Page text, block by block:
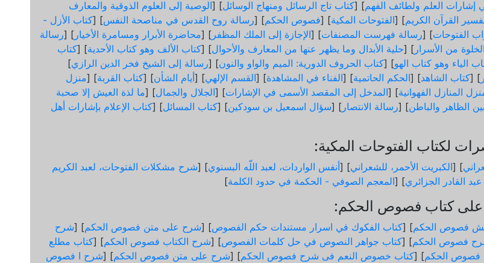
إشارات العلم ولطائف الفهم] [كتاب تاج الرسائل ومنهاج الوسائل] [الوصية إلى العلوم الذوقية والمعارف
القرآن الكريم] [الفتوحات المكية] [فصوص الحكم] [رسالة روح القدس في مناصحة النفس] [كتاب الأزل -
الفتوحات] [رسالة فهرست المصنفات] [الإجازة إلى الملك المظفر ] [محاضرة الأبرار ومسامرة الأخيار ] [رسالة
من الأسرار ] [حلية الأبدال وما يظهر عنها من المعارف والأحوال] [كتاب الألف وهو كتاب الأحدية] [كتاب
الياء وهو كتاب الهو] [كتاب الحروف الدورية: الميم والواو والنون] [رسالة إلى الشيخ فخر الدين الرازي]
] [كتاب الشاهد] [الحكم الحاتمية] [الفناء في المشاهدة] [القسم الإلهي] [أيام الشأن] [كتاب القربة] [منزل
المنازل الفهوانية] [المدخل إلى المقصد الأسمى في الإشارات] [الجلال والجمال] [ما لذة العيش إلا صحبة
الظاهر والباطن] [رسالة الانتصار ] [سؤال اسمعيل بن سودكين] [كتاب المسائل] [كتاب الإعلام بإشارات أهل
لكتاب الفتوحات المكية:
] [الكبريت الأحمر، للشعراني] [أنفس الواردات، لعبد اللّه البسنوي] [شرح مشكلات الفتوحات، لعبد الكريم
القادر الجزائري] [المعجم الصوفي - الحكمة في حدود الكلمة]
على كتاب فصوص الحكم:
فصوص الحكم] [كتاب الفكوك في اسرار مستندات حكم الفصوص] [شرح على متن فصوص الحكم] [شرح
فصوص الحكم] [كتاب جواهر النصوص في حل كلمات الفصوص] [شرح الكتاب فصوص الحكم] [كتاب مطلع
فصوص الحكم] [كتاب خصوص النعم فى شرح فصوص الحكم] [شرح على متن فصوص الحكم] [شرح ا فصوص